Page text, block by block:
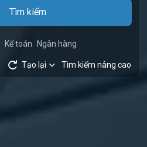
Tìm kiếm
Kế toán Ngân hàng
Tạo lại Tìm kiếm nâng cao